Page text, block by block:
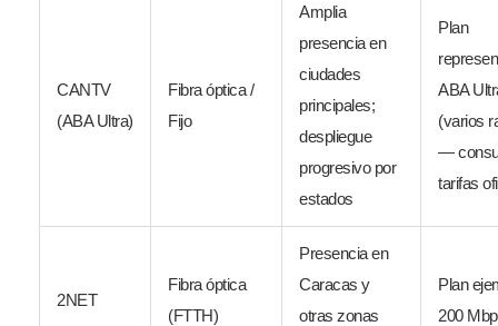
CANTV
(ABA Ultra)
Fibra óptica /
Fijo
Amplia
presencia en
ciudades
principales;
despliegue
progresivo por
estados
Plan
ABA
(varios
—
tarifas
2NET
Fibra óptica
(FTTH)
Presencia en
Caracas y
otras zonas
Plan
200